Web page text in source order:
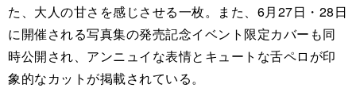
た、大人の甘さを感じさせる一枚。また、6月27日・28日
に開催される写真集の発売記念イベント限定カバーも同
時公開され、アンニュイな表情とキュートな舌ペロが印
象的なカットが掲載されている。